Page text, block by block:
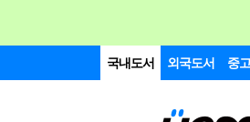
국내도서 외국도서 중